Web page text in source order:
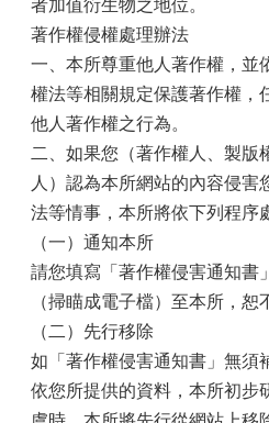
者加值衍生物之地位。
著作權侵權處理辦法
一、本所尊重他人著作權，並
權法等相關規定保護著作權，
他人著作權之行為。
二、如果您（著作權人、製版
人）認為本所網站的內容侵害
法等情事，本所將依下列程序
（一）通知本所
請您填寫「著作權侵害通知書
（掃瞄成電子檔）至本所，恕
（二）先行移除
如「著作權侵害通知書」無須
依您所提供的資料，本所初步